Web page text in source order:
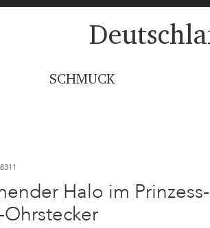
SCHMUCK
Halo im